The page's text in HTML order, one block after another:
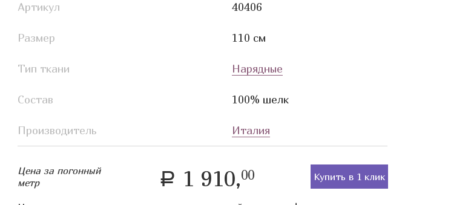
Артикул 40406
Размер 110 см
Тип ткани Нарядные
Состав 100% шелк
Производитель Италия
Цена за погонный
метр
a 1 910,00 Купить в 1 клик